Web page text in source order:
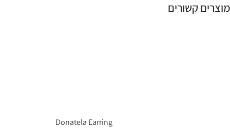
מוצרים קשורים
Donatela Earring